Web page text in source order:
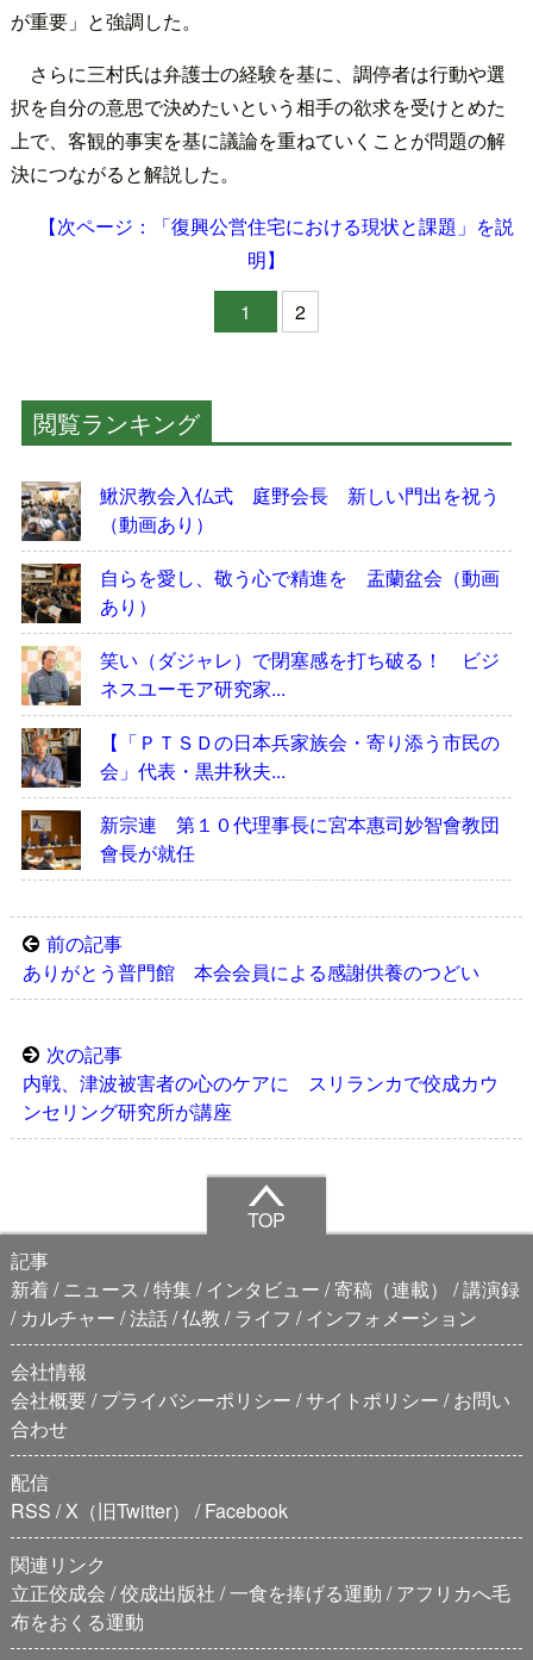
が重要」と強調した。
さらに三村氏は弁護士の経験を基に、調停者は行動や選
択を自分の意思で決めたいという相手の欲求を受けとめた
上で、客観的事実を基に議論を重ねていくことが問題の解
決につながると解説した。
【次ページ：「復興公営住宅における現状と課題」を説
明】
1
2
閲覧ランキング
鰍沢教会入仏式 庭野会長 新しい門出を祝う
（動画あり）
自らを愛し、敬う心で精進を 盂蘭盆会（動画
あり）
笑い（ダジャレ）で閉塞感を打ち破る！ ビジ
ネスユーモア研究家...
【「ＰＴＳＤの日本兵家族会・寄り添う市民の
会」代表・黒井秋夫...
新宗連 第１０代理事長に宮本惠司妙智會教団
會長が就任
前の記事
ありがとう普門館 本会会員による感謝供養のつどい
次の記事
内戦、津波被害者の心のケアに スリランカで佼成カウ
ンセリング研究所が講座
TOP
記事
新着
ニュース 特集 インタビュー 寄稿（連載）
講演録
カルチャー 法話 仏教 ライフ
インフォメーション
会社情報
会社概要 プライバシーポリシー サイトポリシー
お問い
合わせ
配信
RSS
X（旧Twitter）
Facebook
関連リンク
立正佼成会 佼成出版社 一食を捧げる運動
アフリカへ毛
布をおくる運動